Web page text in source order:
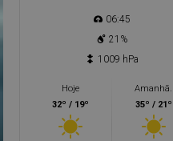
06:45
21%
1009 hPa
Hoje
32º / 19º
Amanhã.
35º / 21º